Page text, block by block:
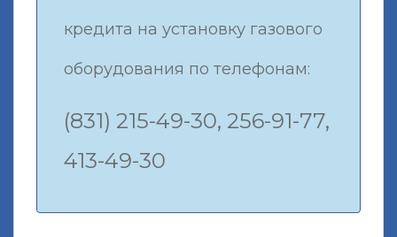
кредита на установку газового
оборудования по телефонам:
(831) 215-49-30, 256-91-77,
413-49-30